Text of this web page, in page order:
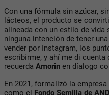
Con una fórmula sin azúcar,
lácteos, el producto se
alineada con un estilo de vida
ninguna intención de tener
vender por Instagram, los
escribirme, y ahí me di cuenta
recuerda Amorin en díalogo
En 2021, formalizó la
como el Fondo Semilla de